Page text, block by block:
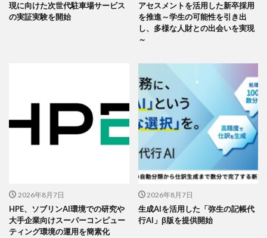
現に向けた次世代駐車場サービス
の実証実験を開始
アセスメントを活用した新卒採用
を推進～学生の可能性を引き出
し、多様な人財との出会いを実現
～
2026年8月7日
HPE、ソブリンAI環境での研究や
大手企業向けスーパーコンピュー
ティング環境の運用を簡素化
2026年8月7日
生成AIを活用した「弥生の記帳代
行AI」β版を提供開始